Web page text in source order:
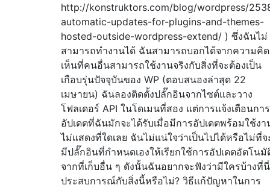
http://konstruktors.com/blog/wordpress/
automatic-updates-for-plugins-and-themes-
hosted-outside-wordpress-extend/ ) ซึ่งฉันไม่
สามารถทำงานได้ ฉันสามารถบอกได้จากความคิด
เห็นที่คนอื่นสามารถใช้งานจริงกับสิ่งที่จะต้องเป็น
เกือบรุ่นปัจจุบันของ WP (ตอบสนองล่าสุด 22
เมษายน) ฉันลองติดตั้งปลั๊กอินจากไซต์และวาง
โฟลเดอร์ API ในโดเมนที่สอง แต่การแจ้งเตือนการ
อัปเดตที่ฉันมักจะได้รับเมื่อมีการอัปเดตพร้อมใช้งา
ไม่แสดงที่ใดเลย ฉันไม่แน่ใจว่าเป็นไปได้หรือไม่ที่จ
มีปลั๊กอินที่กำหนดเองให้เรียกใช้การอัปเดตอัตโนมั
จากที่เก็บอื่น ๆ ดังนั้นฉันอยากจะฟังว่ามีใครบ้างที่
ประสบการณ์กับสิ่งนี้หรือไม่? วิธีแก้ปัญหาในการ